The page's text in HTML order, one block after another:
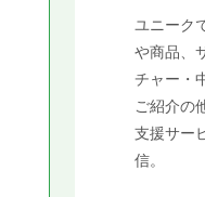
ユニーク
や商品、
チャー・
ご紹介の
支援サー
信。